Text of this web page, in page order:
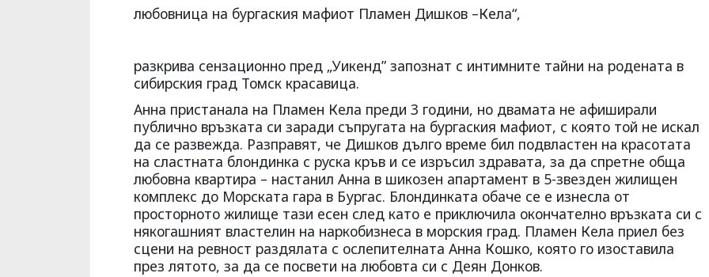
любовница на бургаския мафиот Пламен Дишков –Кела“,
разкрива сензационно пред „Уикенд” запознат с интимните тайни на родената в
сибирския град Томск красавица.
Анна пристанала на Пламен Кела преди 3 години, но двамата не афиширали
публично връзката си заради съпругата на бургаския мафиот, с която той не искал
да се развежда. Разправят, че Дишков дълго време бил подвластен на красотата
на сластната блондинка с руска кръв и се изръсил здравата, за да спретне обща
любовна квартира – настанил Анна в шикозен апартамент в 5-звезден жилищен
комплекс до Морската гара в Бургас. Блондинката обаче се е изнесла от
просторното жилище тази есен след като е приключила окончателно връзката си с
някогашният властелин на наркобизнеса в морския град. Пламен Кела приел без
сцени на ревност раздялата с ослепителната Анна Кошко, която го изоставила
през лятото, за да се посвети на любовта си с Деян Донков.